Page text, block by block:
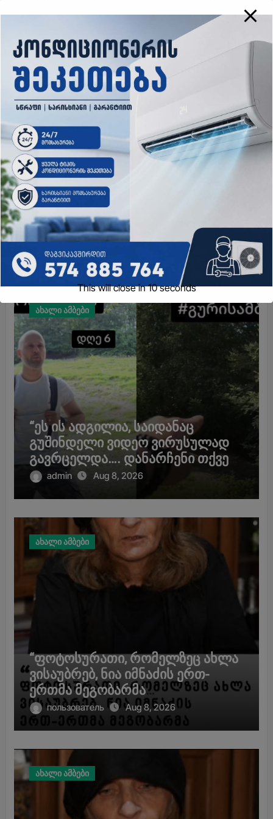
როგორ პასუხობს
აქტივისტი ნანა სანდერი
ნანუკა ჟორჟოლიანს?
Byпользователь
დაკავშირებული პოსტები
ახალი ამბები
“ეს ის ადგილია, საიდანაც
გუშინდელი ვიდეო ვირუსულად
გავრცელდა…. დანარჩენი თქვენ
განსაჯეთ, რამდენად
აქვეყნებს კობა ახალაძე
მლეთიდან, სადაც 12 წლის წინ
გურამ დადიანიძე გაუჩინარდა?
admin Aug 8, 2026
ახალი ამბები
“ფოტოსურათი, რომელზეც ახლა
ვისაუბრებ, ნია იმნაძის ერთ-
ერთმა მეგობარმა
გამომიგზავნა…” – ეკა კუპატაძე
пользователь Aug 8, 2026
ახალი ამბები
This will close in9seconds